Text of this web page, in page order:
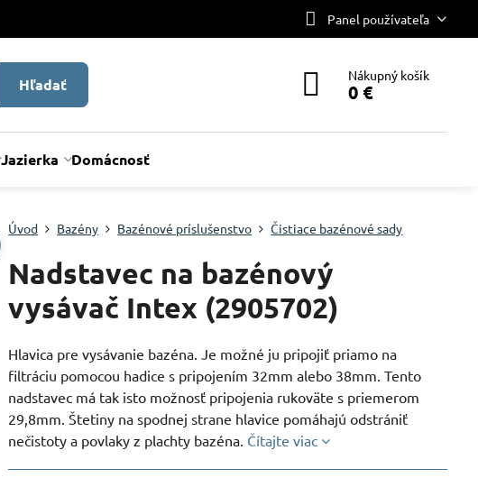
Panel používateľa
Hľadať Nákupný košík
0 €
Jazierka Domácnosť
Úvod Bazény Bazénové príslušenstvo Čistiace bazénové sady
Nadstavec na bazénový
vysávač Intex (2905702)
Hlavica pre vysávanie bazéna. Je možné ju pripojiť priamo na
filtráciu pomocou hadice s pripojením 32mm alebo 38mm. Tento
nadstavec má tak isto možnosť pripojenia rukoväte s priemerom
29,8mm. Štetiny na spodnej strane hlavice pomáhajú odstrániť
nečistoty a povlaky z plachty bazéna. Čítajte viac